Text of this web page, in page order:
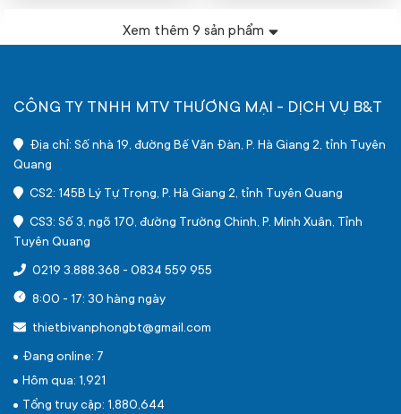
Xem thêm 9 sản phẩm
CÔNG TY TNHH MTV THƯƠNG MẠI - DỊCH VỤ B&T
Địa chỉ: Số nhà 19, đường Bế Văn Đàn, P. Hà Giang 2, tỉnh Tuyên
Quang
CS2: 145B Lý Tự Trọng, P. Hà Giang 2, tỉnh Tuyên Quang
CS3: Số 3, ngõ 170, đường Trường Chinh, P. Minh Xuân, Tỉnh
Tuyên Quang
0219 3.888.368 - 0834 559 955
8:00 - 17: 30 hàng ngày
thietbivanphongbt@gmail.com
Đang online: 7
Hôm qua: 1,921
Tổng truy cập: 1,880,644